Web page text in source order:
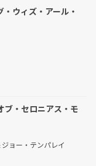
ウィズ・アール・
ブ・セロニアス・モ
ョー・テンパレイ